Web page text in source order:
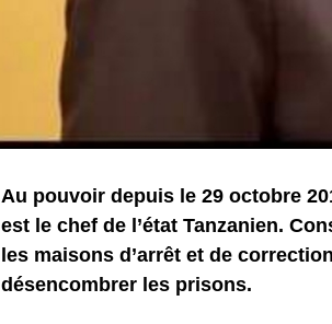
Au pouvoir depuis le 29 octobre
est le chef de l’état Tanzanien.
les maisons d’arrêt et de
désencombrer les prisons.